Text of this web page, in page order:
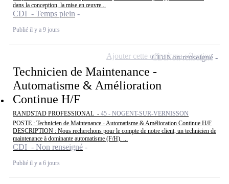
dans la conception, la mise en œuvre...
CDI - Temps plein
Publié il y a 9 jours
Technicien de Maintenance -
Automatisme & Amélioration
Continue H/F
RANDSTAD PROFESSIONAL - 45 - NOGENT-SUR-VERNISSON
POSTE : Technicien de Maintenance - Automatisme & Amélioration Continue H/F
DESCRIPTION : Nous recherchons pour le compte de notre client, un technicien de
maintenance à dominante automatisme (F/H). ...
CDI - Non renseigné
Publié il y a 6 jours
CDINon renseigné
Ajouter cette offre à ma sélection